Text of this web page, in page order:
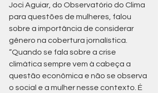
Joci Aguiar, do Observatório do Clima
para questões de mulheres, falou
sobre a importância de considerar
gênero na cobertura jornalística.
“Quando se fala sobre a crise
climática sempre vem à cabeça a
questão econômica e não se observa
o social e a mulher nesse contexto. É